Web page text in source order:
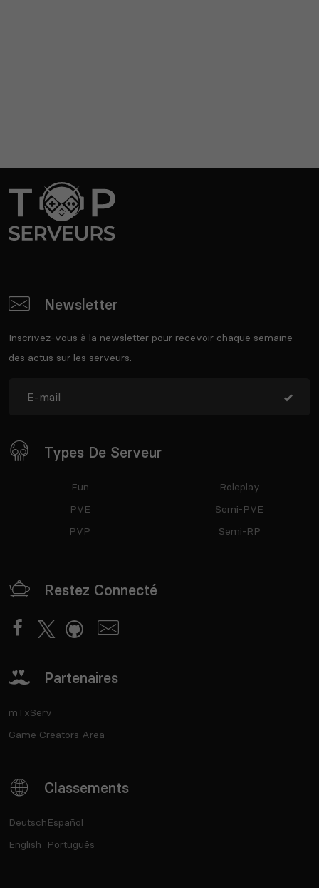
Newsletter
Inscrivez-vous à la newsletter pour recevoir chaque semaine
des actus sur les serveurs.
Types De Serveur
Fun
PVE
PVP
Roleplay
Semi-PVE
Semi-RP
Restez Connecté
Partenaires
mTxServ
Game Creators Area
Classements
Deutsch
English
Español
Português